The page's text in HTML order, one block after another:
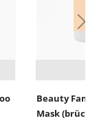
Beauty
Mask